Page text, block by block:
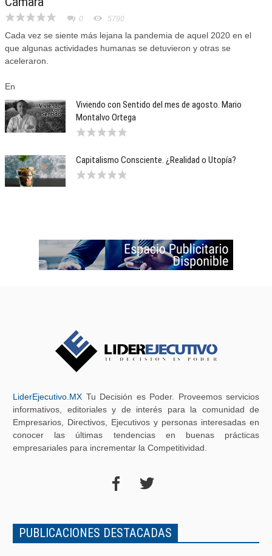
0 5790
Cada vez se siente más lejana la pandemia de aquel 2020 en el
que algunas actividades humanas se detuvieron y otras se
aceleraron.
En
Viviendo con Sentido del mes de agosto. Mario
Montalvo Ortega
Capitalismo Consciente. ¿Realidad o Utopía?
LiderEjecutivo.MX Tu Decisión es Poder. Proveemos servicios
informativos, editoriales y de interés para la comunidad de
Empresarios, Directivos, Ejecutivos y personas interesadas en
conocer las últimas tendencias en buenas prácticas
empresariales para incrementar la Competitividad.
PUBLICACIONES DESTACADAS